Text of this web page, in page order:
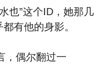
也”这个ID，她那几
有他的身影。
偶尔翻过一